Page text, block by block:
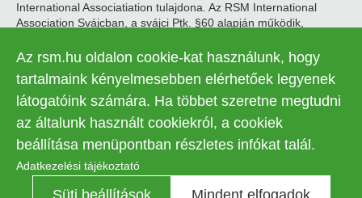
International Associatiation tulajdona. Az RSM International
Association Svájcban, a svájci Ptk. §60 alapján működik,
© 2026 RSM Hungary Zrt. | Minden jog fenntartva
Legal
menu
Adatkezelési tájékoztató
Kapcsolat
Süti beállítások
Az rsm.hu oldalon cookie-kat használunk, hogy
tartalmaink kényelmesebben elérhetőek legyenek
látogatóink számára. Ha többet szeretne megtudni
az általunk használt cookiekról, a cookiek
beállítása menüpontban részletes infókat talál.
Adatkezelési tájékoztató
Süti beállítások Mindent elfogadok